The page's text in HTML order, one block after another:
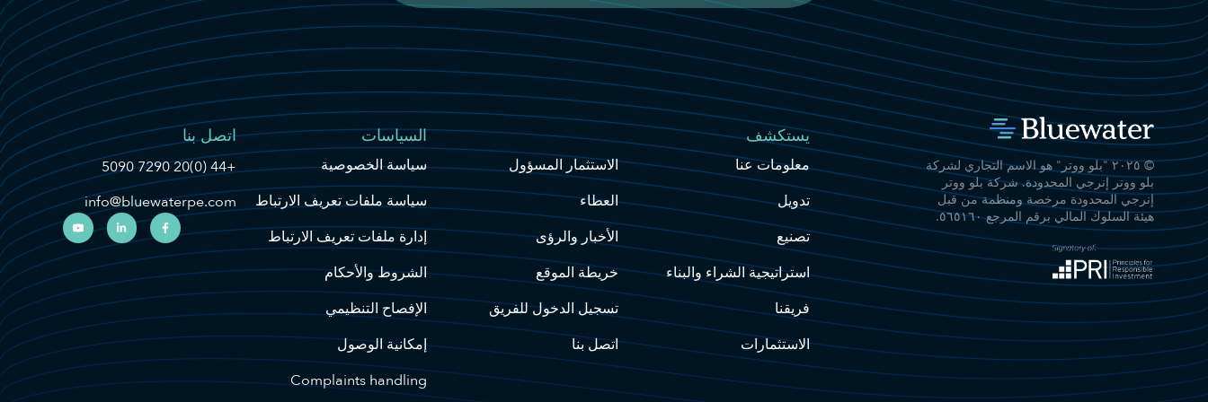
© ٢٠٢٥ "بلو ووتر" هو الاسم التجاري لشركة
بلو ووتر إنرجي المحدودة. شركة بلو ووتر
إنرجي المحدودة مرخصة ومنظمة من قبل
هيئة السلوك المالي برقم المرجع ٥٦٥١٦٠.
يستكشف
معلومات عنا
تدويل
تصنيع
استراتيجية الشراء والبناء
فريقنا
الاستثمارات
موقع إلكتروني
الاستثمار المسؤول
العطاء
الأخبار والرؤى
خريطة الموقع
تسجيل الدخول للفريق
اتصل بنا
السياسات
سياسة الخصوصية
سياسة ملفات تعريف الارتباط
إدارة ملفات تعريف الارتباط
الشروط والأحكام
الإفصاح التنظيمي
إمكانية الوصول
Complaints handling
اتصل بنا
+44 (0)20 7290 5090
info@bluewaterpe.com